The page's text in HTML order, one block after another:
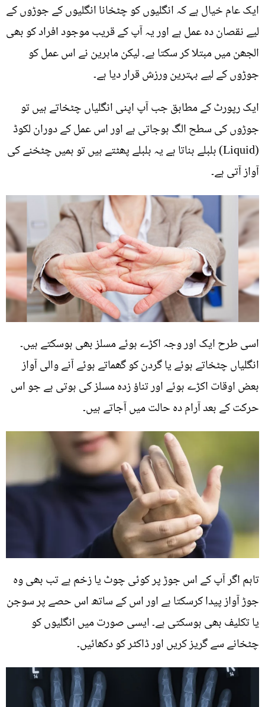
ایک عام خیال ہے کہ انگلیوں کو چٹخانا انگلیوں کے جوڑوں کے
لیے نقصان دہ عمل ہے اور یہ آپ کے قریب موجود افراد کو بھی
الجھن میں مبتلا کر سکتا ہے۔ لیکن ماہرین نے اس عمل کو
جوڑوں کے لیے بہترین ورزش قرار دیا ہے۔
ایک رپورٹ کے مطابق جب آپ اپنی انگلیاں چٹخاتے ہیں تو
جوڑوں کی سطح الگ ہوجاتی ہے اور اس عمل کے دوران لکوڈ
(Liquid) بلبلے بناتا ہے یہ بلبلے پھٹتے ہیں تو ہمیں چٹخنے کی
آواز آتی ہے۔
اسی طرح ایک اور وجہ اکڑے ہوئے مسلز بھی ہوسکتے ہیں۔
انگلیاں چٹخاتے ہوئے یا گردن کو گھماتے ہوئے آنے والی آواز
بعض اوقات اکڑے ہوئے اور تناؤ زدہ مسلز کی ہوتی ہے جو اس
حرکت کے بعد آرام دہ حالت میں آجاتے ہیں۔
تاہم اگر آپ کے اس جوڑ پر کوئی چوٹ یا زخم ہے تب بھی وہ
جوڑ آواز پیدا کرسکتا ہے اور اس کے ساتھ اس حصے پر سوجن
یا تکلیف بھی ہوسکتی ہے۔ ایسی صورت میں انگلیوں کو
چٹخانے سے گریز کریں اور ڈاکٹر کو دکھائیں۔